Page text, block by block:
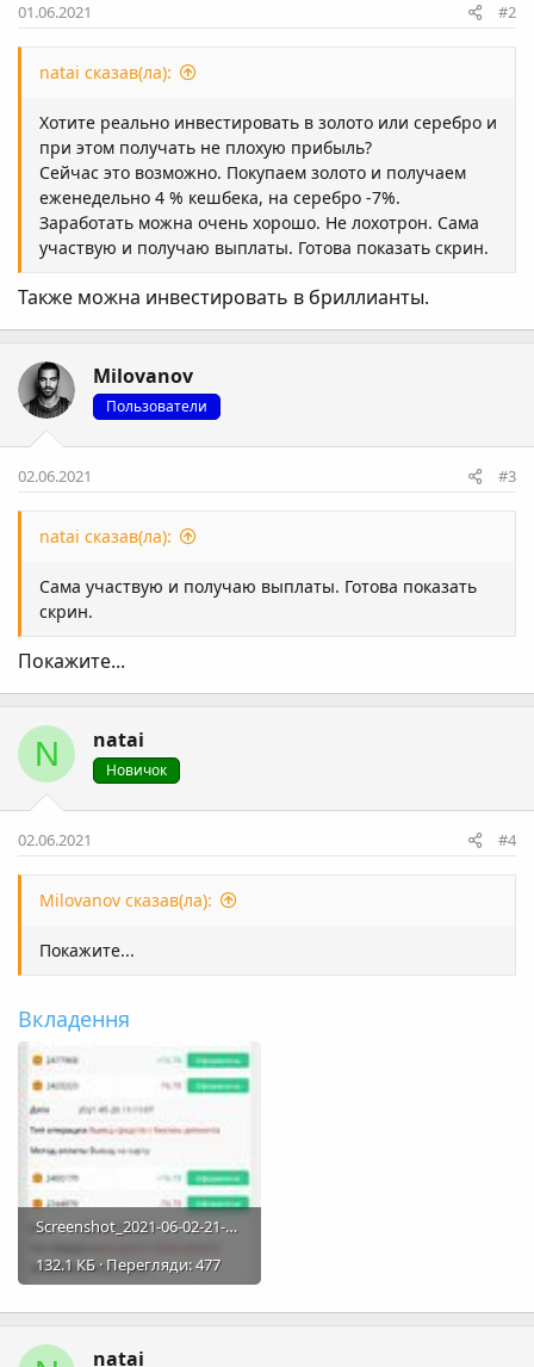
01.06.2021 #2
natai сказав(ла):
Хотите реально инвестировать в золото или серебро и
при этом получать не плохую прибыль?
Сейчас это возможно. Покупаем золото и получаем
еженедельно 4 % кешбека, на серебро -7%.
Заработать можна очень хорошо. Не лохотрон. Сама
участвую и получаю выплаты. Готова показать скрин.
Также можна инвестировать в бриллианты.
Milovanov
Пользователи
02.06.2021 #3
natai сказав(ла):
Сама участвую и получаю выплаты. Готова показать
скрин.
Покажите...
N natai
Новичок
02.06.2021 #4
Milovanov сказав(ла):
Покажите...
Вкладення
Screenshot_2021-06-02-21-16-27-446_com.mi.globalbrowser~2.jpg
132.1 КБ · Перегляди: 477
natai